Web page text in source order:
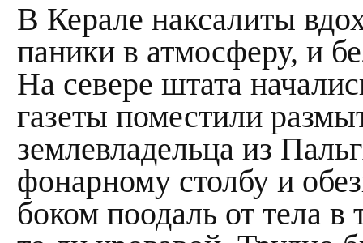
В Керале наксалиты
паники в атмосферу, и
На севере штата
газеты поместили
землевладельца из
фонарному столбу и
боком поодаль от тела